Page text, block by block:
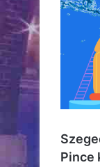
Pince